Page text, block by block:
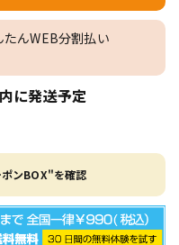
んWEB分割払い
に発送予定
ンBOX"を確認